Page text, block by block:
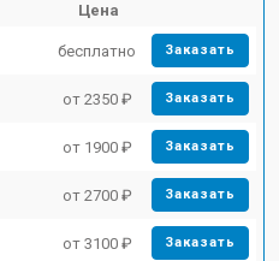
Цена
бесплатно Заказать
от 2350 ₽ Заказать
от 1900 ₽ Заказать
от 2700 ₽ Заказать
от 3100 ₽ Заказать